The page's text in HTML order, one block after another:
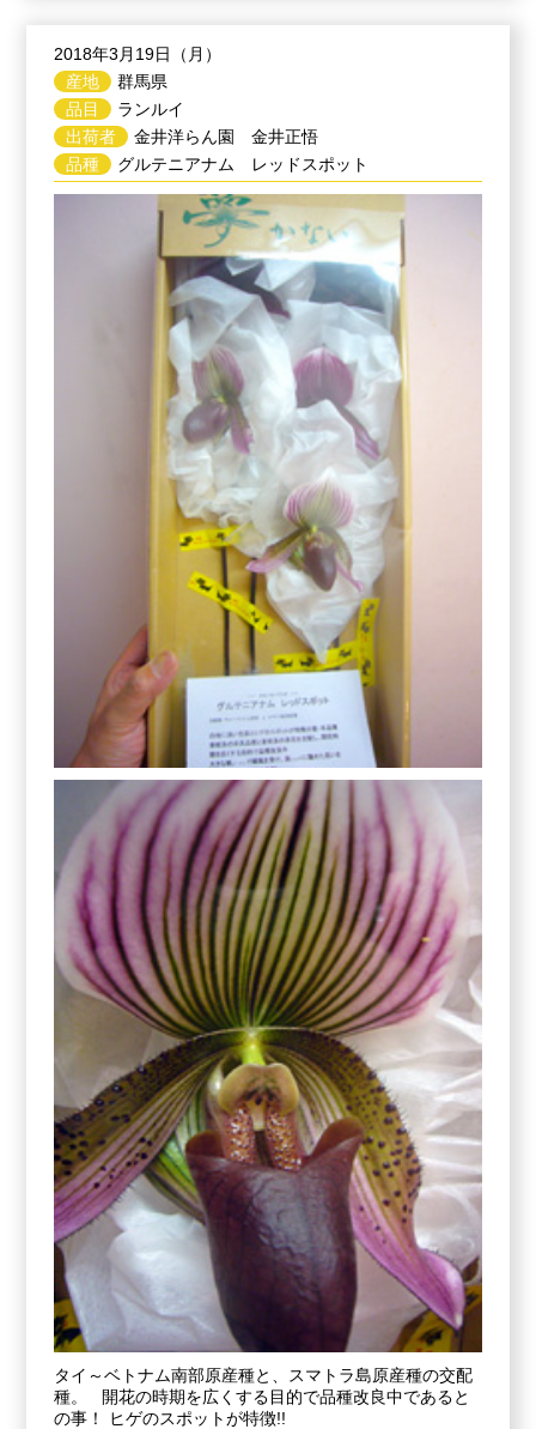
2018年3月19日（月）
産地
群馬県
品目
ランルイ
出荷者
金井洋らん園 金井正悟
品種
グルテニアナム レッドスポット
タイ～ベトナム南部原産種と、スマトラ島原産種の交配
種。 開花の時期を広くする目的で品種改良中であると
の事！ ヒゲのスポットが特徴!!